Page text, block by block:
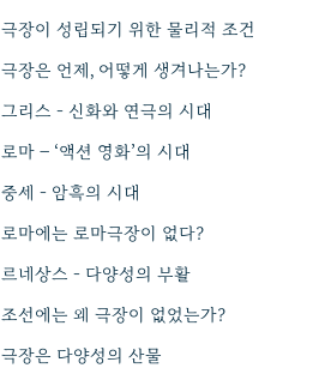
극장이 성립되기 위한 물리적 조건
극장은 언제, 어떻게 생겨나는가?
그리스 - 신화와 연극의 시대
로마 – ‘액션 영화’의 시대
중세 - 암흑의 시대
로마에는 로마극장이 없다?
르네상스 - 다양성의 부활
조선에는 왜 극장이 없었는가?
극장은 다양성의 산물